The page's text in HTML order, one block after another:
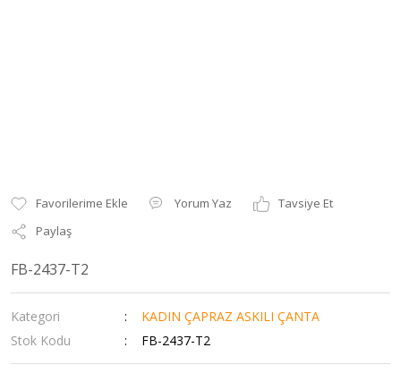
Yorum Yaz
Tavsiye Et
Paylaş
FB-2437-T2
Kategori
KADIN ÇAPRAZ ASKILI ÇANTA
Stok Kodu
FB-2437-T2